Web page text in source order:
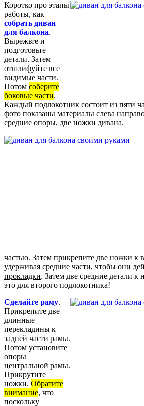
Коротко про этапы
работы, как
собрать диван
для балкона.
Вырежьте и
подготовьте
детали. Затем
отшлифуйте все
видимые части.
Потом соберите
боковые части.
Каждый подлокотник состоит из пяти
фото показаны материалы слева
средние опоры, две ножки дивана.
частью. Затем прикрепите две ножки к
удерживая средние части, чтобы они
прокладки. Затем две средние детали
это для второго подлокотника!
Сделайте раму.
Прикрепите две
длинные
перекладины к
задней части рамы.
Потом установите
опоры
центральной рамы.
Прикрутите
ножки. Обратите
внимание, что
поскольку